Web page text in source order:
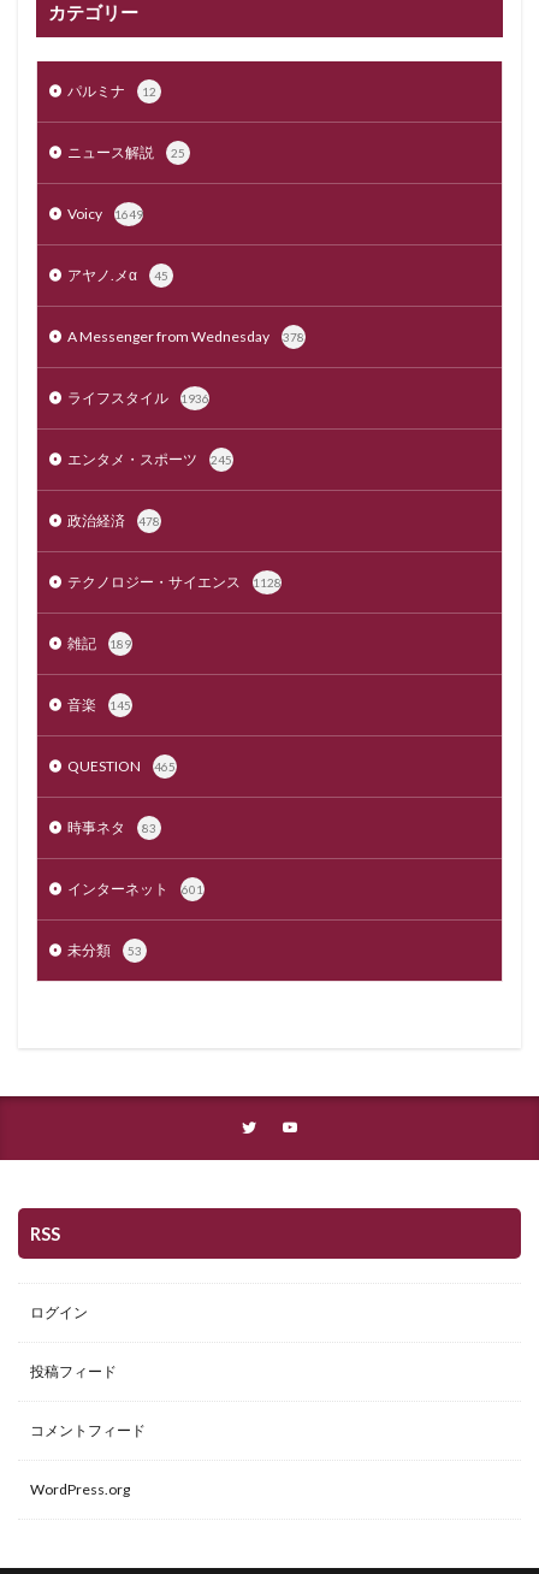
カテゴリー
パルミナ 12
ニュース解説 25
Voicy 1649
アヤノ.メα 45
A Messenger from Wednesday 378
ライフスタイル 1936
エンタメ・スポーツ 245
政治経済 478
テクノロジー・サイエンス 1128
雑記 189
音楽 145
QUESTION 465
時事ネタ 83
インターネット 601
未分類 53
RSS
ログイン
投稿フィード
コメントフィード
WordPress.org